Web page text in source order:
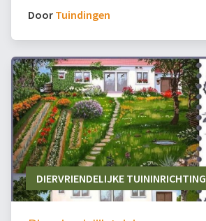
Door Tuindingen
DIERVRIENDELIJKE TUININRICHTING